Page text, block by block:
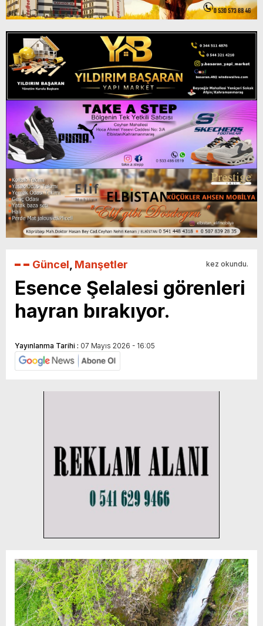
Güncel Manşetler kez okundu.
Esence Şelalesi görenleri
hayran bırakıyor.
Yayınlanma Tarihi : 07 Mayıs 2026 - 16:05